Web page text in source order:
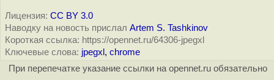
Лицензия: CC BY 3.0
Наводку на новость прислал Artem S. Tashkinov
Короткая ссылка: https://opennet.ru/64306-jpegxl
Ключевые слова: jpegxl , chrome
При перепечатке указание ссылки на opennet.ru обязательно